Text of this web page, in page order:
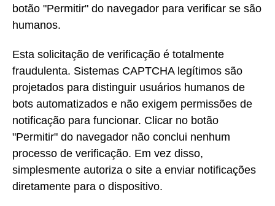
botão "Permitir" do navegador para verificar se são
humanos.
Esta solicitação de verificação é totalmente
fraudulenta. Sistemas CAPTCHA legítimos são
projetados para distinguir usuários humanos de
bots automatizados e não exigem permissões de
notificação para funcionar. Clicar no botão
"Permitir" do navegador não conclui nenhum
processo de verificação. Em vez disso,
simplesmente autoriza o site a enviar notificações
diretamente para o dispositivo.